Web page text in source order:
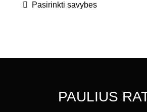
Pasirinkti savybes
PAULIUS